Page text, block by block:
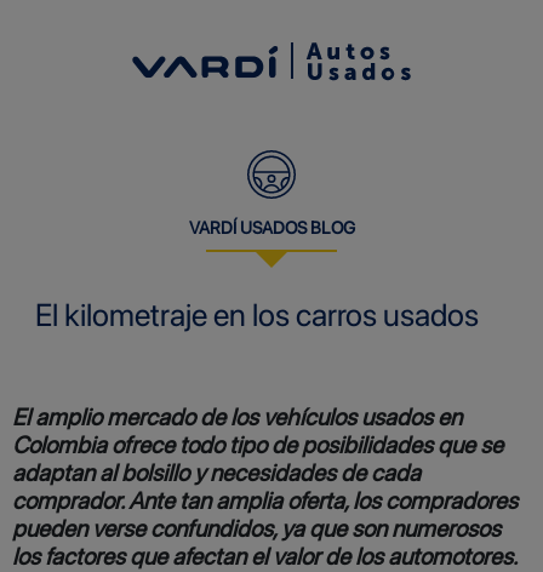
VARDÍ USADOS BLOG
El kilometraje en los carros usados
El amplio mercado de los vehículos usados en
Colombia ofrece todo tipo de posibilidades que se
adaptan al bolsillo y necesidades de cada
comprador. Ante tan amplia oferta, los compradores
pueden verse confundidos, ya que son numerosos
los factores que afectan el valor de los automotores.